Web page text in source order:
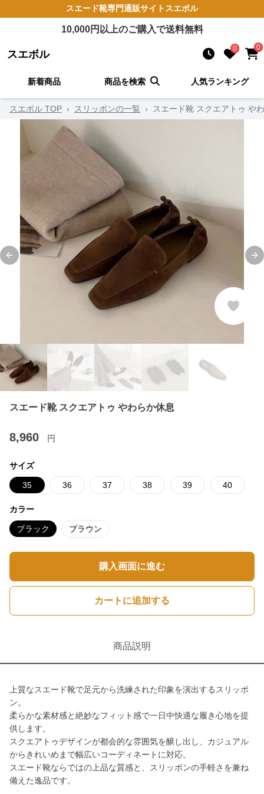
スエード靴専門通販サイト スエボル
10,000円以上のご購入で送料無料
スエボル 0 0
新着商品 商品を検索 人気ランキング
スエボル TOP › スリッポンの一覧 › スエード靴 スクエアトゥ や
Previous slide
スエード靴 スクエアトゥ やわらか休息
8,960 円
サイズ
35 36 37 38 39 40
カラー
ブラック ブラウン
購入画面に進む
カートに追加する
商品説明
上質なスエード靴で足元から洗練された印象を演出するスリッポ
ン。
柔らかな素材感と絶妙なフィット感で一日中快適な履き心地を提
供します。
スクエアトゥデザインが都会的な雰囲気を醸し出し、カジュアル
からきれいめまで幅広いコーディネートに対応。
スエード靴ならではの上品な質感と、スリッポンの手軽さを兼ね
備えた逸品です。